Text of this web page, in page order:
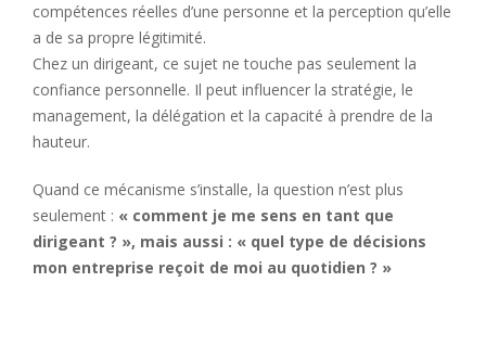
compétences réelles d’une personne et la perception qu’elle
a de sa propre légitimité.
Chez un dirigeant, ce sujet ne touche pas seulement la
confiance personnelle. Il peut influencer la stratégie, le
management, la délégation et la capacité à prendre de la
hauteur.
Quand ce mécanisme s’installe, la question n’est plus
seulement : « comment je me sens en tant que
dirigeant ? », mais aussi : « quel type de décisions
mon entreprise reçoit de moi au quotidien ? »